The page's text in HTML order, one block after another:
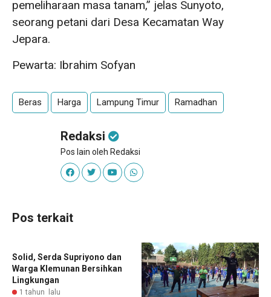
pemeliharaan masa tanam,” jelas Sunyoto,
seorang petani dari Desa Kecamatan Way
Jepara.
Pewarta: Ibrahim Sofyan
Beras Harga Lampung Timur Ramadhan
Redaksi
Pos lain oleh Redaksi
Pos terkait
Solid, Serda Supriyono dan
Warga Klemunan Bersihkan
Lingkungan
1 tahun lalu